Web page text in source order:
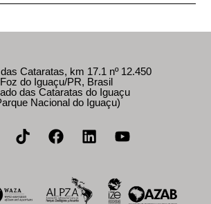
Cataratas, km 17.1 nº 12.450
Foz do Iguaçu/PR, Brasil
das Cataratas do Iguaçu
Nacional do Iguaçu)